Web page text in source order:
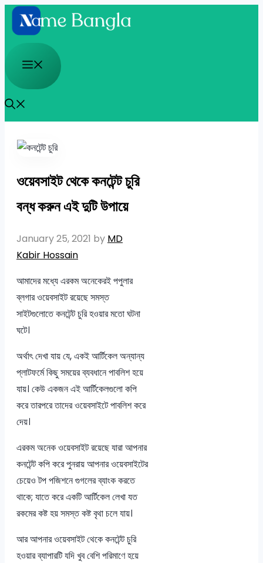
Skip
to
content
Menu
ওয়েবসাইট থেকে কনটেন্ট চুরি
বন্ধ করুন এই দুটি উপায়ে
January 25, 2021 by MD
Kabir Hossain
আমাদের মধ্যে এরকম অনেকেরই পপুলার
ব্লগার ওয়েবসাইট রয়েছে সমস্ত
সাইটগুলোতে কনটেন্ট চুরি হওয়ার মতো ঘটনা
ঘটে।
অর্থাৎ দেখা যায় যে, একই আর্টিকেল অন্যান্য
প্লাটফর্মে কিছু সময়ের ব্যবধানে পাবলিশ হয়ে
যায়। কেউ একজন এই আর্টিকেলগুলো কপি
করে তারপরে তাদের ওয়েবসাইটে পাবলিশ করে
দেয়।
এরকম অনেক ওয়েবসাইট রয়েছে যারা আপনার
কনটেন্ট কপি করে পুনরায় আপনার ওয়েবসাইটের
চেয়েও টপ পজিশনে গুগলের ব্যাংক করতে
থাকে; যাতে করে একটি আর্টিকেল লেখা যত
রকমের কষ্ট হয় সমস্ত কষ্ট বৃথা চলে যায়।
আর আপনার ওয়েবসাইট থেকে কনটেন্ট চুরি
হওয়ার ব্যাপারটি যদি খুব বেশি পরিমাণে হয়ে